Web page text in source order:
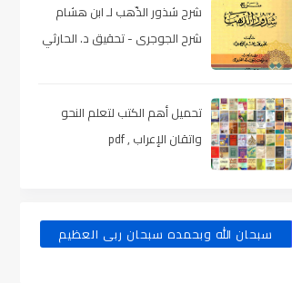
شرح شذور الذّهب لـ ابن هشام
شرح الجوجرى - تحقيق د. الحارثي
تحميل أهم الكتب لتعلم النحو
واتقان الإعراب , pdf
سبحان الله وبحمده سبحان ربى العظيم